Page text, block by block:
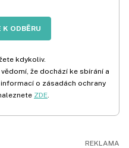
K ODBĚRU
kdykoliv.
že dochází ke sbírání a
o zásadách ochrany
ZDE.